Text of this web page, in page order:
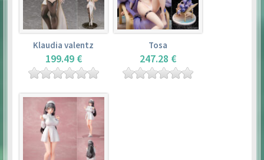
Klaudia valentz
199.49 €
Tosa
247.28 €